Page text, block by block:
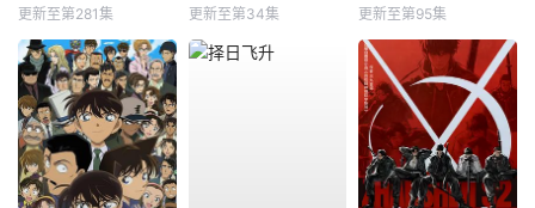
更新至第281集 更新至第34集 更新至第95集